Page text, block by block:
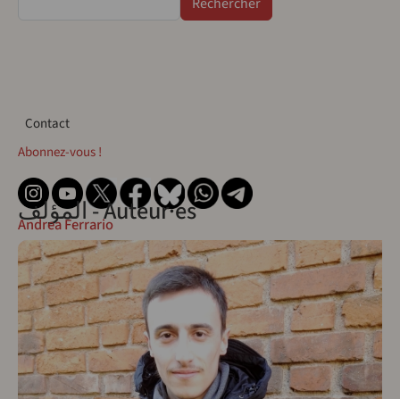
Contact
Contact
Abonnez-vous !
المؤلف - Auteur·esAndrea Ferrario